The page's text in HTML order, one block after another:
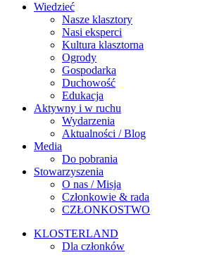
Wiedzieć
Nasze klasztory
Nasi eksperci
Kultura klasztorna
Ogrody
Gospodarka
Duchowość
Edukacja
Aktywny i w ruchu
Wydarzenia
Aktualności / Blog
Media
Do pobrania
Stowarzyszenia
O nas / Misja
Członkowie & rada
CZŁONKOSTWO
KLOSTERLAND
Dla członków